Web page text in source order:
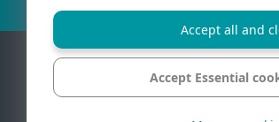
Accept all and
Accept Essential